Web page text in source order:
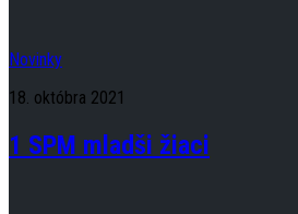
Novinky
18. októbra 2021
1 SPM mladši žiaci